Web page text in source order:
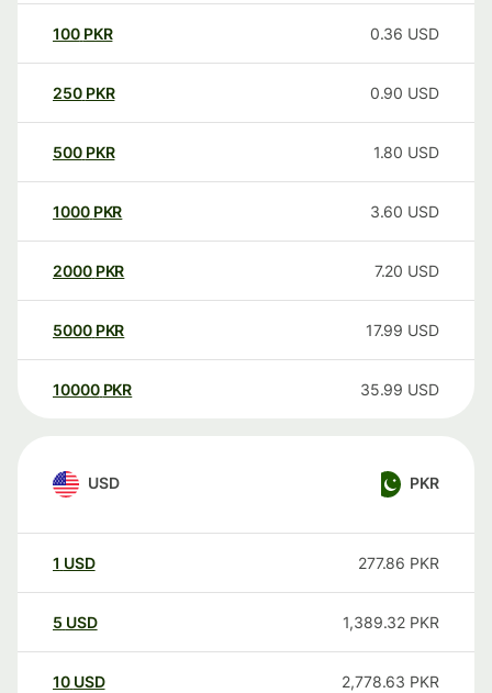
100 PKR 0.36 USD
250 PKR 0.90 USD
500 PKR 1.80 USD
1000 PKR 3.60 USD
2000 PKR 7.20 USD
5000 PKR 17.99 USD
10000 PKR 35.99 USD
USD PKR
1 USD 277.86 PKR
5 USD 1,389.32 PKR
10 USD 2,778.63 PKR